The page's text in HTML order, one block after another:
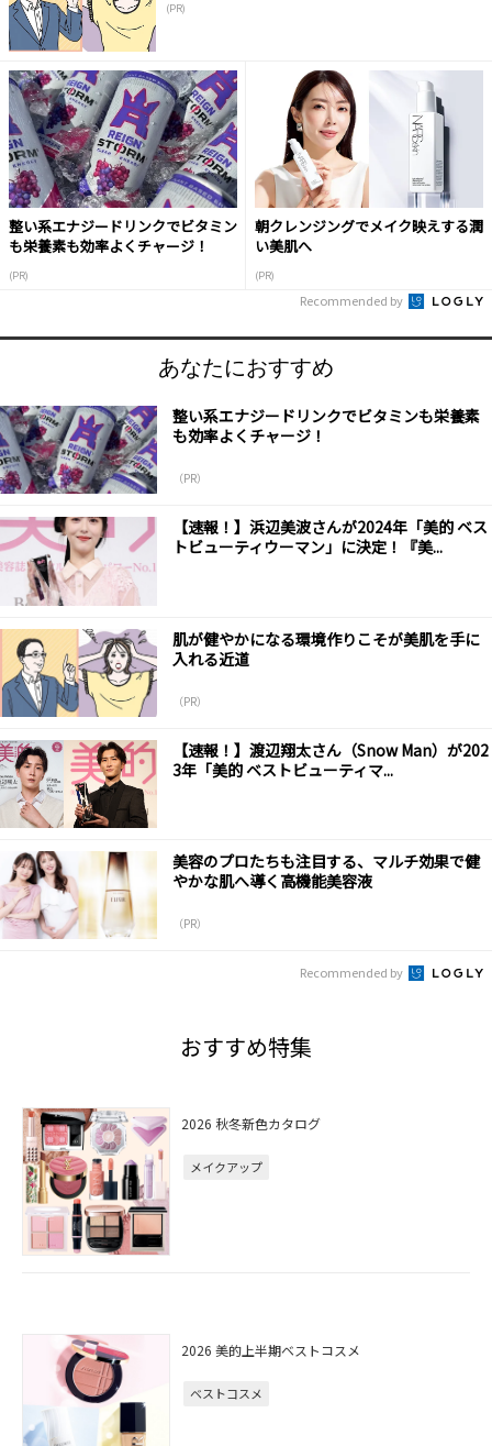
(PR)
整い系エナジードリンクでビタミン
も栄養素も効率よくチャージ！
(PR)
朝クレンジングでメイク映えする潤
い美肌へ
(PR)
Recommended by
あなたにおすすめ
整い系エナジードリンクでビタミンも栄養素
も効率よくチャージ！
（PR）
【速報！】浜辺美波さんが2024年「美的 ベス
トビューティウーマン」に決定！『美...
肌が健やかになる環境作りこそが美肌を手に
入れる近道
（PR）
【速報！】渡辺翔太さん（Snow Man）が202
3年「美的 ベストビューティマ...
美容のプロたちも注目する、マルチ効果で健
やかな肌へ導く高機能美容液
（PR）
Recommended by
おすすめ特集
2026 秋冬新色カタログ
メイクアップ
2026 美的上半期ベストコスメ
ベストコスメ